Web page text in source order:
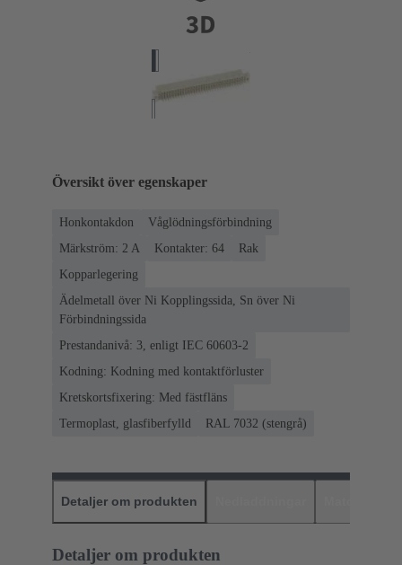
Översikt över egenskaper
Honkontakdon
Våglödningsförbindning
Märkström: ‌2 A
Kontakter: 64
Rak
Kopparlegering
Ädelmetall över Ni Kopplingssida, Sn över Ni
Förbindningssida
Prestandanivå: 3, enligt IEC 60603-2
Kodning: Kodning med kontaktförluster
Kretskortsfixering: Med fästfläns
Termoplast, glasfiberfylld
RAL 7032 (stengrå)
Detaljer om produkten
Detaljer om produkten